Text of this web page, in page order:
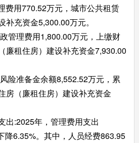
费用770.52万元，城市公共租赁
充资金5,300.00万元。
理费用1,800.00万元，上缴财
廉租住房）建设补充资金7,930.00
准备金余额8,552.52万元，累
房（廉租住房）建设补充资金
:2025年，管理费用支出
降6.35%。其中，人员经费863.95